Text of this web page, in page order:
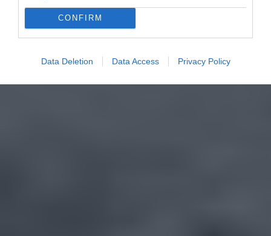
CONFIRM
Data Deletion Data Access Privacy Policy